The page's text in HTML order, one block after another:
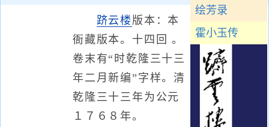
绘芳录
霍小玉传
跻云楼 版本：本
衙藏版本。十四回 。
卷末有“时乾隆三十三
年二月新编”字样。清
乾隆三十三年为公元
１７６８年。